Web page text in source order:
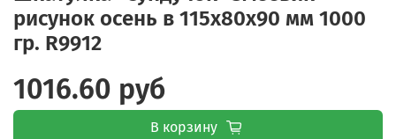
рисунок осень в 115х80х90 мм 1000
гр. R9912
1016.60 руб
В корзину